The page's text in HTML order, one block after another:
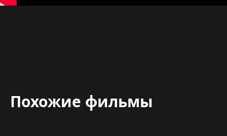
Похожие фильмы